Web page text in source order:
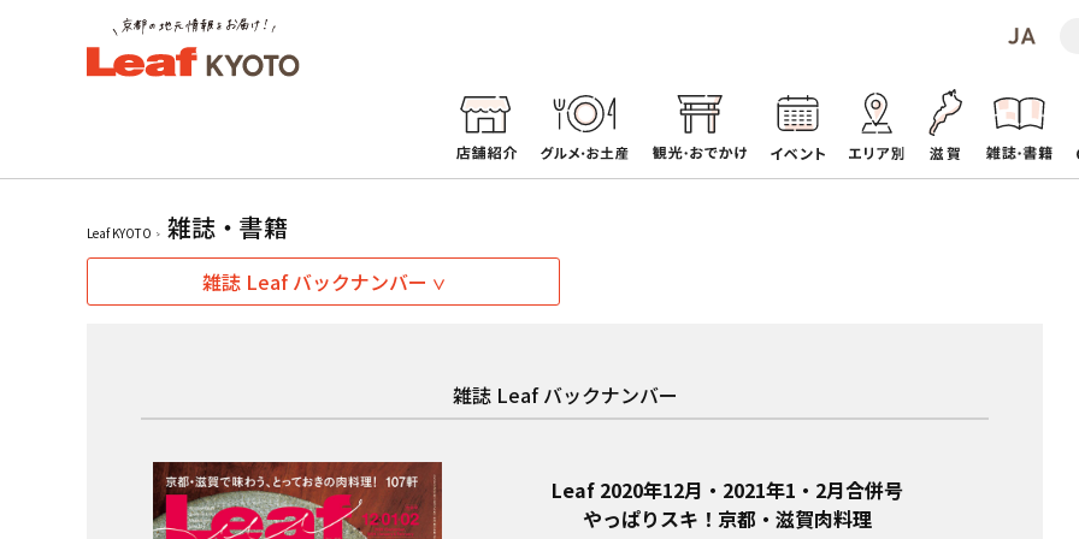
Leaf KYOTO 雑誌・書籍
雑誌 Leaf バックナンバー
雑誌 Leaf バックナンバー
Leaf 2020年12月・2021年1・2月合併号
やっぱりスキ！京都・滋賀肉料理